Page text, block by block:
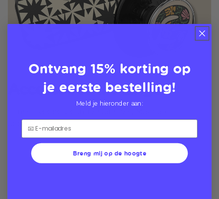
Accessoires die zingen
accessories
Ontvang 15% korting op
je eerste bestelling!
Meld je hieronder aan:
Breng mij op de hoogte